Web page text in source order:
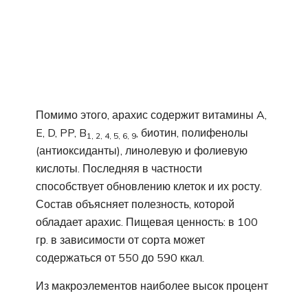
Помимо этого, арахис содержит витамины A,
E, D, PP, B1, 2, 4, 5, 6, 9, биотин, полифенолы
(антиоксиданты), линолевую и фолиевую
кислоты. Последняя в частности
способствует обновлению клеток и их росту.
Состав объясняет полезность, которой
обладает арахис. Пищевая ценность: в 100
гр. в зависимости от сорта может
содержаться от 550 до 590 ккал.
Из макроэлементов наиболее высок процент